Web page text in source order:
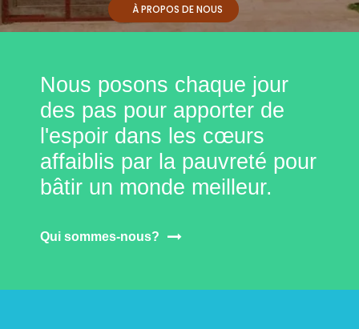
À PROPOS DE NOUS
Nous posons chaque jour
des pas pour apporter de
l'espoir dans les cœurs
affaiblis par la pauvreté pour
bâtir un monde meilleur.
Qui sommes-nous?